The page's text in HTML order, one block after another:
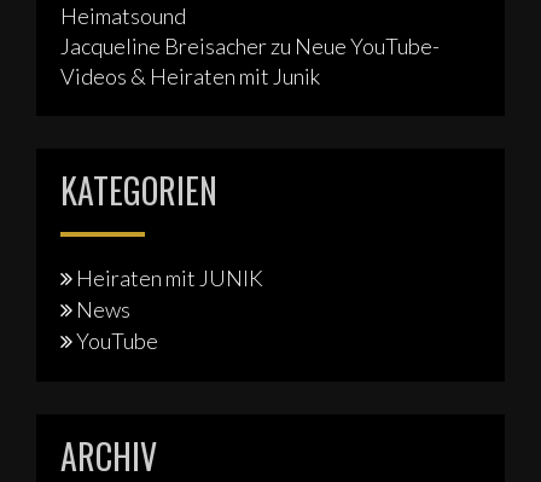
Heimatsound
Jacqueline Breisacherzu Neue YouTube-
Videos & Heiraten mit Junik
KATEGORIEN
Heiraten mit JUNIK
News
YouTube
ARCHIV